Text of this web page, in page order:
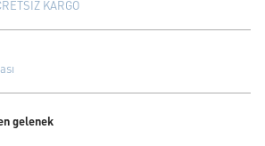
KARGO
gelenek